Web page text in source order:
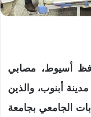
أسيوط، مصابي
أبنوب، والذين
الجامعي بجامعة